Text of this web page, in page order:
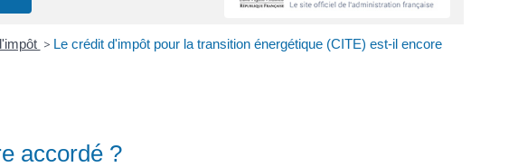
> Le crédit d'impôt pour la transition énergétique (CITE) est-il encore
accordé ?